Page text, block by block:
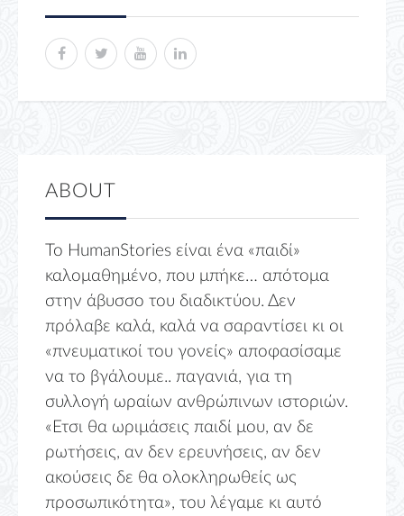
ABOUT
Το HumanStories είναι ένα «παιδί»
καλομαθημένο, που μπήκε… απότομα
στην άβυσσο του διαδικτύου. Δεν
πρόλαβε καλά, καλά να σαραντίσει κι οι
«πνευματικοί του γονείς» αποφασίσαμε
να το βγάλουμε.. παγανιά, για τη
συλλογή ωραίων ανθρώπινων ιστοριών.
«Ετσι θα ωριμάσεις παιδί μου, αν δε
ρωτήσεις, αν δεν ερευνήσεις, αν δεν
ακούσεις δε θα ολοκληρωθείς ως
προσωπικότητα», του λέγαμε κι αυτό